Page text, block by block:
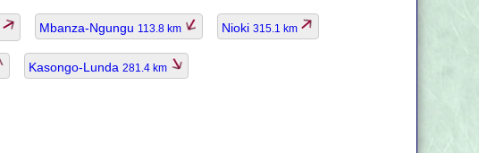
Mbanza-Ngungu 113.8 km Nioki 315.1 km
Kasongo-Lunda 281.4 km